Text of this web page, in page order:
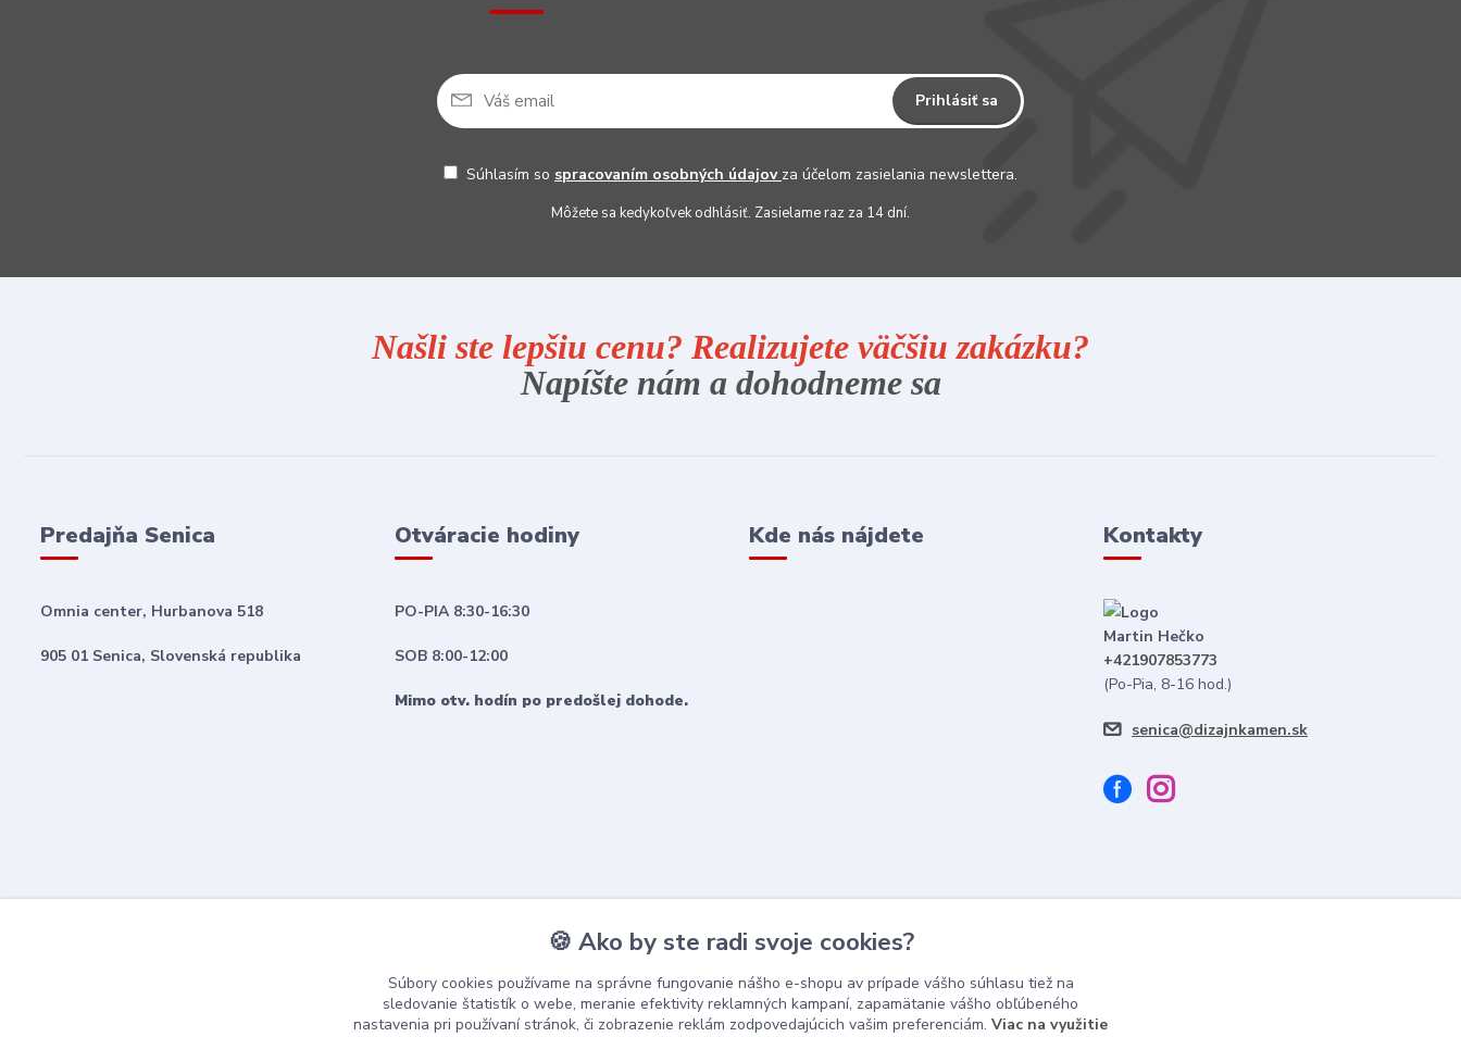
Prihlásiť sa
Súhlasím so spracovaním osobných údajov za účelom zasielania newslettera.
Môžete sa kedykoľvek odhlásiť. Zasielame raz za 14 dní.
Našli ste lepšiu cenu? Realizujete väčšiu zakázku?
Napíšte nám a dohodneme sa
Predajňa Senica
Omnia center, Hurbanova 518
905 01 Senica, Slovenská republika
Otváracie hodiny
PO-PIA 8:30-16:30
SOB 8:00-12:00
Mimo otv. hodín po predošlej dohode.
Kde nás nájdete Kontakty
Martin Hečko
+421907853773
(Po-Pia, 8-16 hod.)
senica@dizajnkamen.sk
🍪 Ako by ste radi svoje cookies?
Súbory cookies používame na správne fungovanie nášho e-shopu av prípade vášho súhlasu tiež na
sledovanie štatistík o webe, meranie efektivity reklamných kampaní, zapamätanie vášho obľúbeného
nastavenia pri používaní stránok, či zobrazenie reklám zodpovedajúcich vašim preferenciám. Viac na využitie